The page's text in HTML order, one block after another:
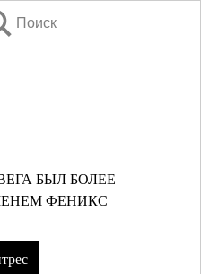
Поиск
БЫЛ БОЛЕЕ
ФЕНИКС